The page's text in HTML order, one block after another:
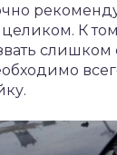
целиком. К
слишком